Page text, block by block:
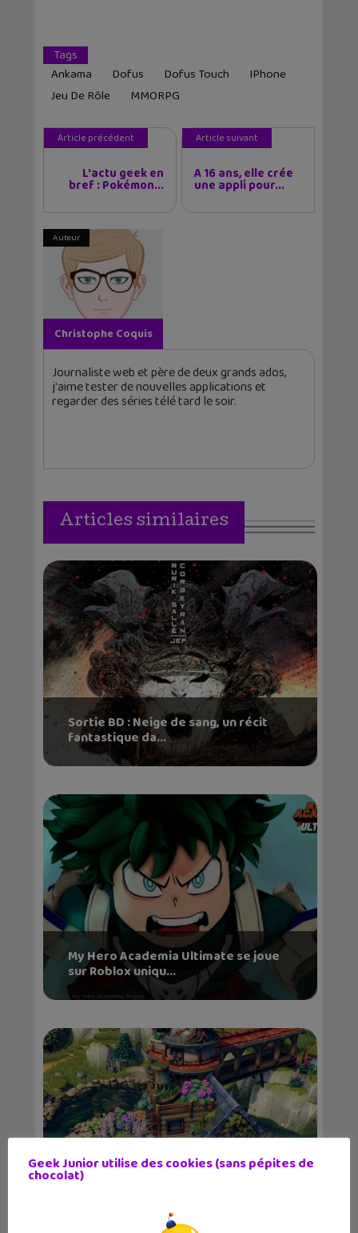
Tags
Ankama
Dofus Dofus Touch
IPhone
Jeu De Rôle
MMORPG
Article précédent
L'actu geek en
bref : Pokémon...
Article suivant
A 16 ans, elle crée
une appli pour...
Auteur
Christophe Coquis
Journaliste web et père de deux grands ados,
j'aime tester de nouvelles applications et
regarder des séries télé tard le soir.
Articles similaires
Sortie BD : Neige de sang, un récit
fantastique da...
My Hero Academia Ultimate se joue
sur Roblox uniqu...
Geek Junior utilise des cookies (sans pépites de
chocolat)